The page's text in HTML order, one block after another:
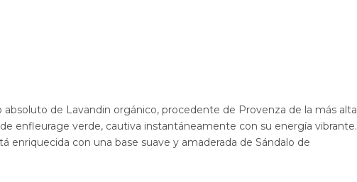
absoluto de Lavandin orgánico, procedente de Provenza de la más alta
enfleurage verde, cautiva instantáneamente con su energía vibrante.
enriquecida con una base suave y amaderada de Sándalo de